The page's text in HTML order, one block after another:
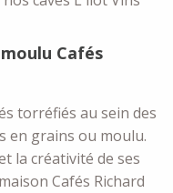
Cafés
torréfiés au sein des
en grains ou moulu.
la créativité de ses
Cafés Richard